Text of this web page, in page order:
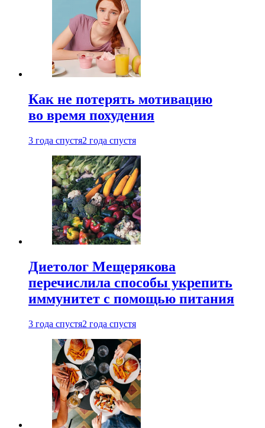
Как не потерять мотивацию
во время похудения
3 года спустя2 года спустя
Диетолог Мещерякова
перечислила способы укрепить
иммунитет с помощью питания
3 года спустя2 года спустя